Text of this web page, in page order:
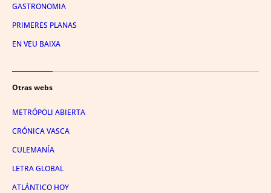
GASTRONOMIA
PRIMERES PLANAS
EN VEU BAIXA
Otras webs
METRÓPOLI ABIERTA
CRÓNICA VASCA
CULEMANÍA
LETRA GLOBAL
ATLÁNTICO HOY